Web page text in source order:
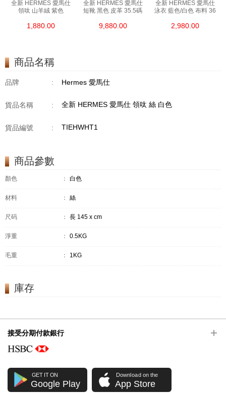
全新 HERMES 愛馬仕
領呔 山羊絨 紫色
1,880.00
全新 HERMES 愛馬仕
短靴 黑色 皮革 35.5碼
9,880.00
全新 HERMES 愛馬仕
泳衣 藍色/白色 布料 36
2,980.00
商品名稱
品牌 : Hermes 愛馬仕
貨品名稱 : 全新 HERMES 愛馬仕 領呔 絲 白色
貨品編號 : TIEHWHT1
商品參數
顏色 ： 白色
材料 ： 絲
尺码 ： 長 145 x cm
淨重 ： 0.5KG
毛重 ： 1KG
庫存
接受分期付款銀行
GET IT ON
Google Play
Download on the
App Store